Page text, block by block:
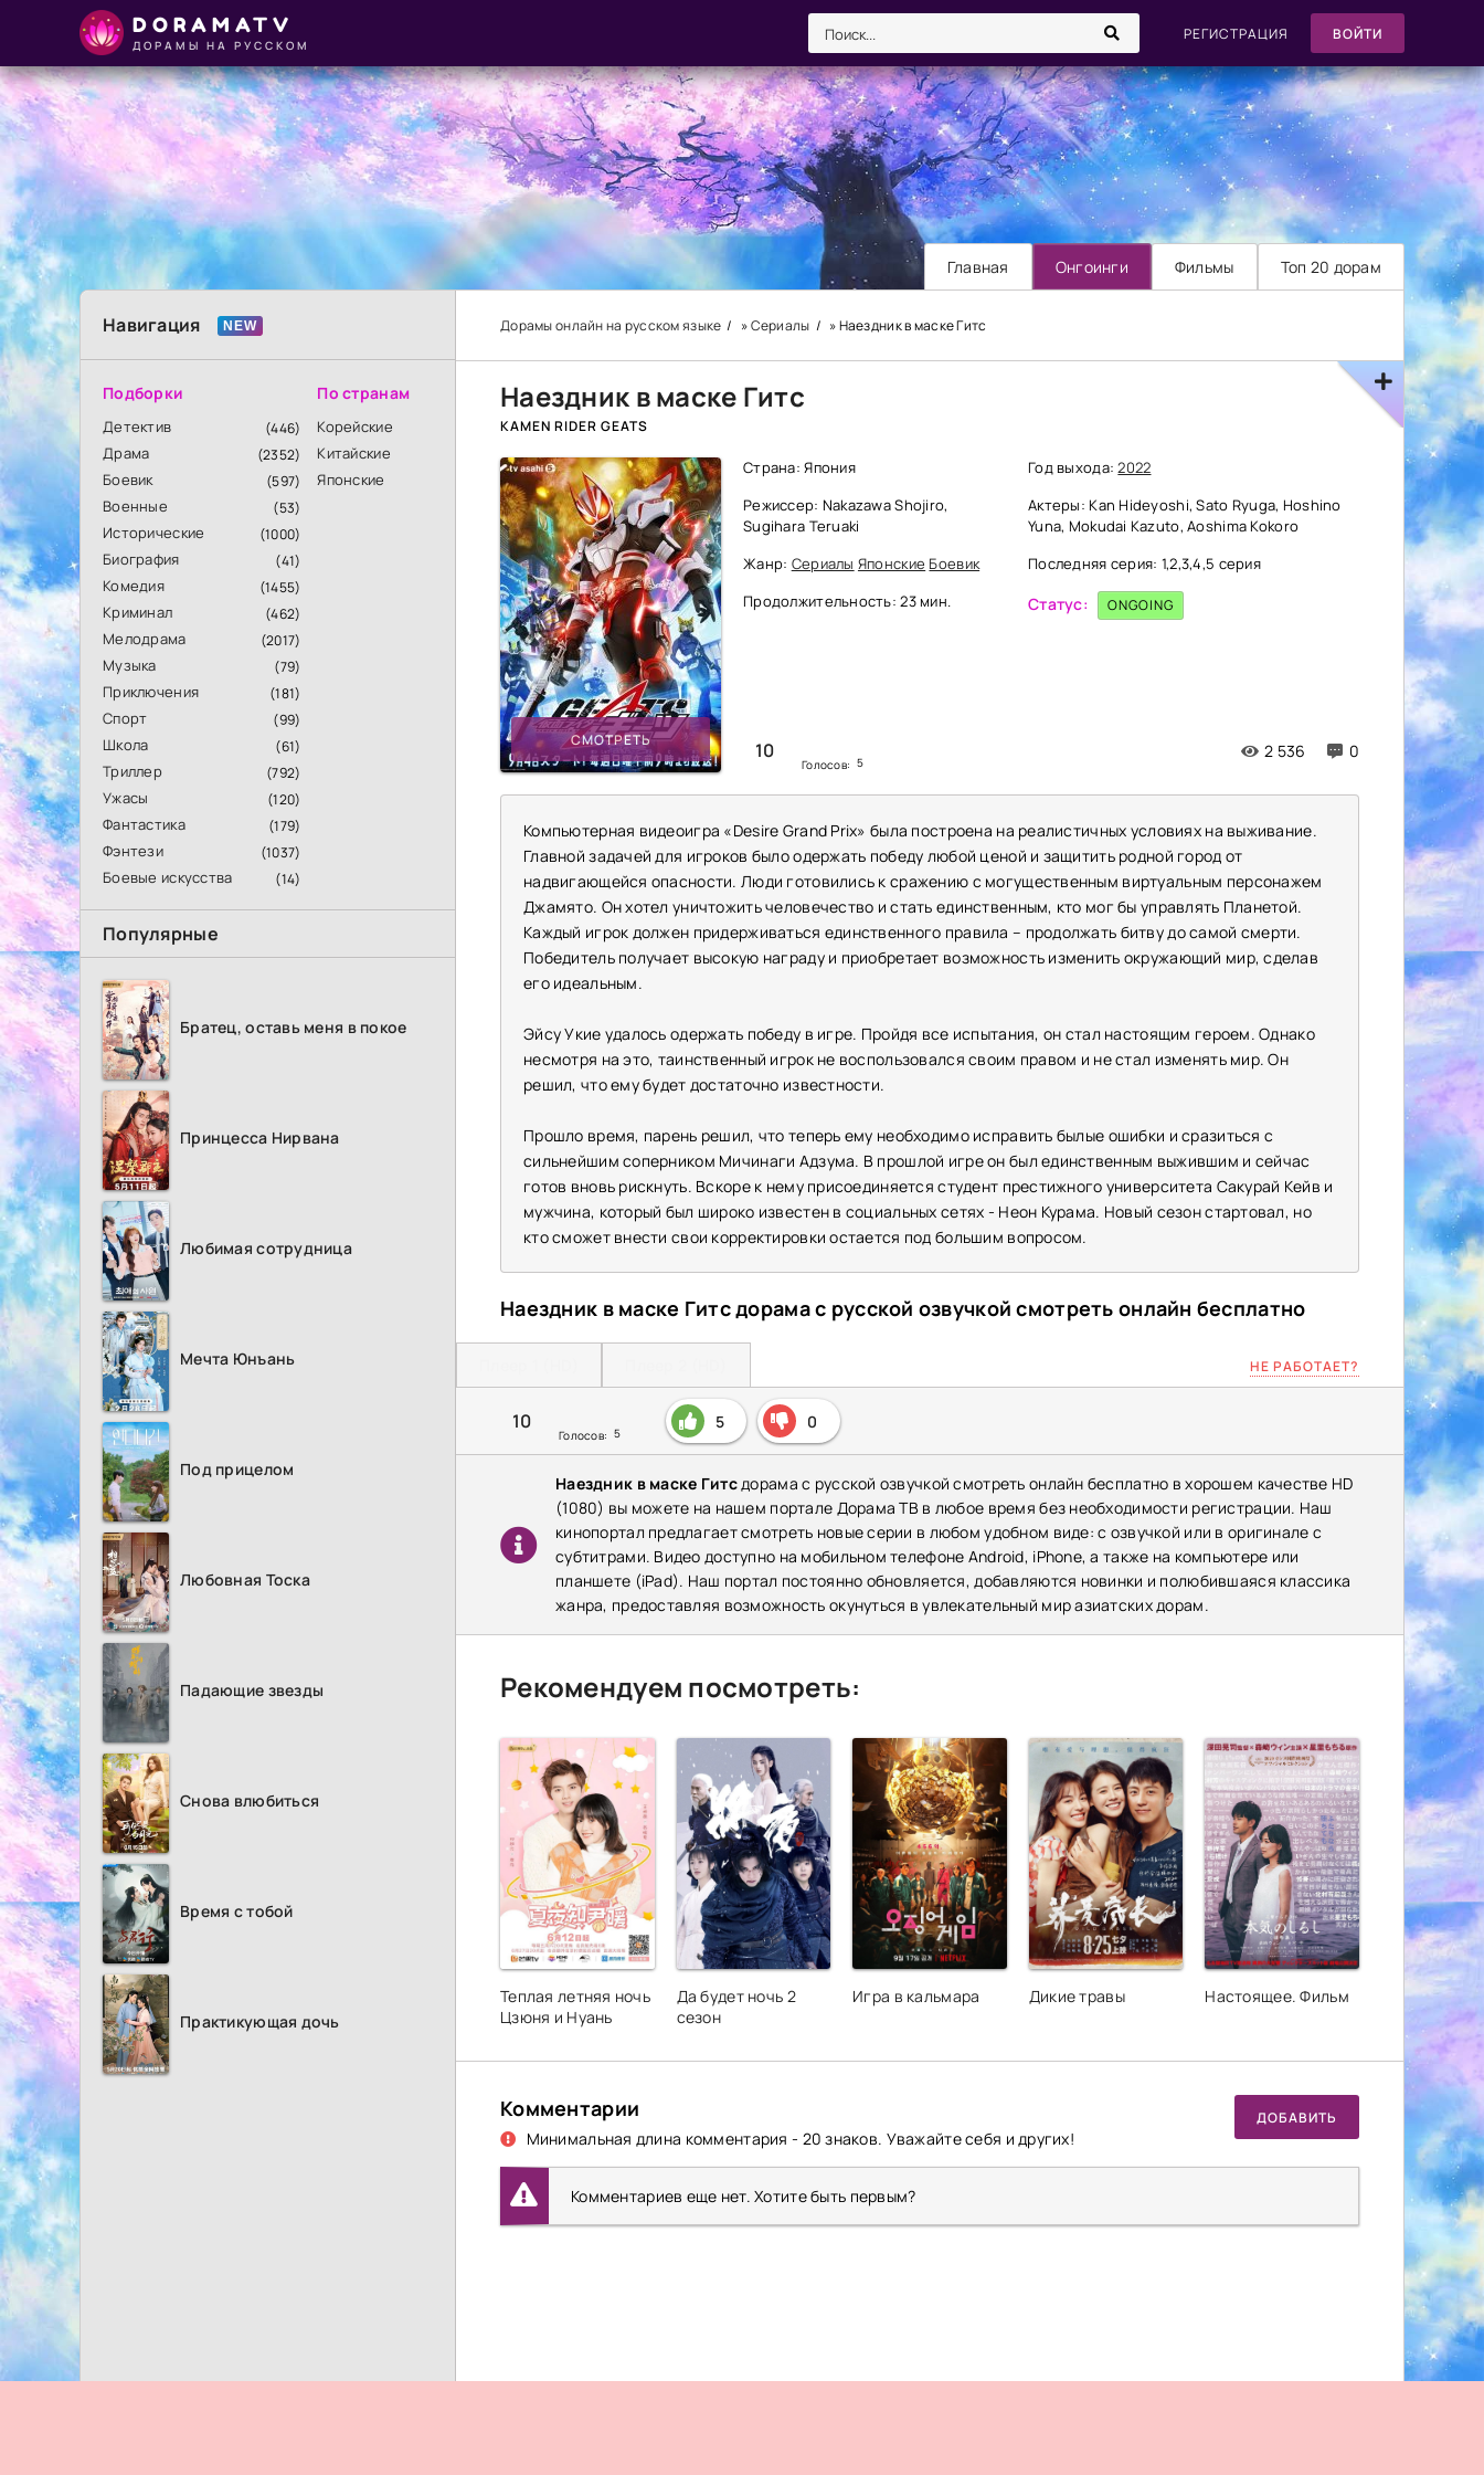
DORAMATV
ДОРАМЫ НА РУССКОМ
РЕГИСТРАЦИЯ ВОЙТИ
Главная Онгоинги Фильмы Топ 20 дорам
Навигация
Подборки
Детектив (446)
Драма (2352)
Боевик (597)
Военные (53)
Исторические (1000)
Биография (41)
Комедия (1455)
Криминал (462)
Мелодрама (2017)
Музыка (79)
Приключения (181)
Спорт (99)
Школа (61)
Триллер (792)
Ужасы (120)
Фантастика (179)
Фэнтези (1037)
Боевые искусства (14)
По странам
Корейские
Китайские
Японские
Популярные
Братец, оставь меня в покое
Принцесса Нирвана
Любимая сотрудница
Мечта Юнъань
Под прицелом
Любовная Тоска
Падающие звезды
Снова влюбиться
Время с тобой
Практикующая дочь
Дорамы онлайн на русском языке »Сериалы » Наездник в маске Гитс
Наездник в маске Гитс
KAMEN RIDER GEATS
СМОТРЕТЬ
Страна: Япония
Режиссер: Nakazawa Shojiro,
Sugihara Teruaki
Жанр: Сериалы Японские Боевик
Продолжительность: 23 мин.
10
Голосов: 5
2 536 0
Год выхода:2022
Актеры: Kan Hideyoshi, Sato Ryuga, Hoshino
Yuna, Mokudai Kazuto, Aoshima Kokoro
Последняя серия: 1,2,3,4,5 серия
Статус: ONGOING
Компьютерная видеоигра «Desire Grand Prix» была построена на реалистичных условиях на выживание.
Главной задачей для игроков было одержать победу любой ценой и защитить родной город от
надвигающейся опасности. Люди готовились к сражению с могущественным виртуальным персонажем
Джамято. Он хотел уничтожить человечество и стать единственным, кто мог бы управлять Планетой.
Каждый игрок должен придерживаться единственного правила – продолжать битву до самой смерти.
Победитель получает высокую награду и приобретает возможность изменить окружающий мир, сделав
его идеальным.
Эйсу Укие удалось одержать победу в игре. Пройдя все испытания, он стал настоящим героем. Однако
несмотря на это, таинственный игрок не воспользовался своим правом и не стал изменять мир. Он
решил, что ему будет достаточно известности.
Прошло время, парень решил, что теперь ему необходимо исправить былые ошибки и сразиться с
сильнейшим соперником Мичинаги Адзума. В прошлой игре он был единственным выжившим и сейчас
готов вновь рискнуть. Вскоре к нему присоединяется студент престижного университета Сакурай Кейв и
мужчина, который был широко известен в социальных сетях - Неон Курама. Новый сезон стартовал, но
кто сможет внести свои корректировки остается под большим вопросом.
Наездник в маске Гитс дорама с русской озвучкой смотреть онлайн бесплатно
НЕ РАБОТАЕТ?
10
Голосов: 5
5 0
Наездник в маске Гитсдорама с русской озвучкой смотреть онлайн бесплатно в хорошем качестве HD
(1080) вы можете на нашем портале Дорама ТВ в любое время без необходимости регистрации. Наш
кинопортал предлагает смотреть новые серии в любом удобном виде: с озвучкой или в оригинале с
субтитрами. Видео доступно на мобильном телефоне Android, iPhone, а также на компьютере или
планшете (iPad). Наш портал постоянно обновляется, добавляются новинки и полюбившаяся классика
жанра, предоставляя возможность окунуться в увлекательный мир азиатских дорам.
Рекомендуем посмотреть:
Теплая летняя ночь
Цзюня и Нуань
Да будет ночь 2
сезон
Игра в кальмара Дикие травы Настоящее. Фильм
Комментарии
Минимальная длина комментария - 20 знаков. Уважайте себя и других!
ДОБАВИТЬ
Комментариев еще нет. Хотите быть первым?